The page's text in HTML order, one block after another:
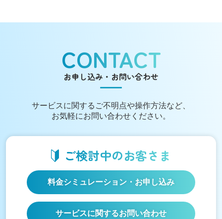
CONTACT
お申し込み・お問い合わせ
サービスに関する ご不明点や操作方法など、
お気軽にお問い合わせください。
ご検討中のお客さま
料金シミュレーション ・お申し込み
サービスに関するお問い合わせ